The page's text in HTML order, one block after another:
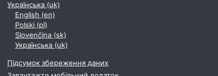
Українська ‎(uk)‎
English ‎(en)‎
Polski ‎(pl)‎
Slovenčina ‎(sk)‎
Українська ‎(uk)‎
Підсумок збереження даних